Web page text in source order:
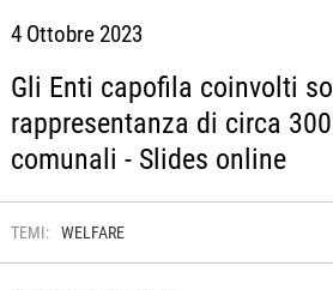
4 Ottobre 2023
Gli Enti capofila coinvolti
rappresentanza di circa
comunali - Slides online
TEMI: WELFARE